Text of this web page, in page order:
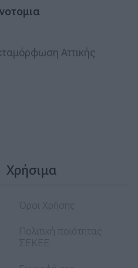
Αττικής
Χρήσιμα